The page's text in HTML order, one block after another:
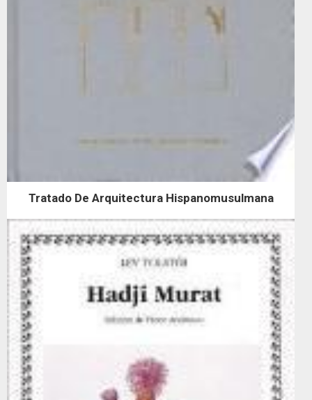
Tratado De Arquitectura Hispanomusulmana